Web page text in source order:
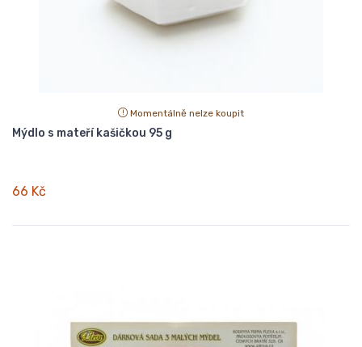
Momentálně nelze koupit
Mýdlo s mateří kašičkou 95 g
66 Kč